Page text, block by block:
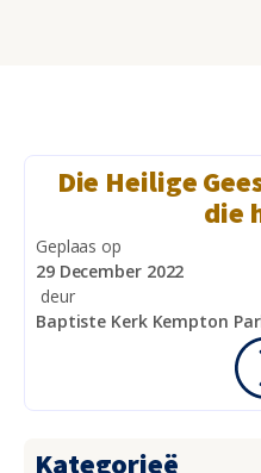
Die Heilige
die
Geplaas op
29 December 2022
deur
Baptiste Kerk Kempton
Kategorieë